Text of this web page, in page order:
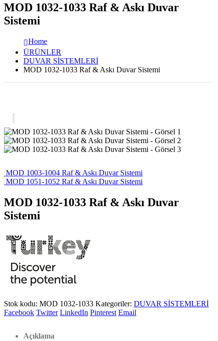
MOD 1032-1033 Raf & Askı Duvar
Sistemi
Home
ÜRÜNLER
DUVAR SİSTEMLERİ
MOD 1032-1033 Raf & Askı Duvar Sistemi
MOD 1003-1004 Raf & Askı Duvar Sistemi
MOD 1051-1052 Raf & Askı Duvar Sistemi
MOD 1032-1033 Raf & Askı Duvar
Sistemi
Stok kodu: MOD 1032-1033 Kategoriler: DUVAR SİSTEMLERİ
Facebook Twitter LinkedIn Pinterest Email
Açıklama